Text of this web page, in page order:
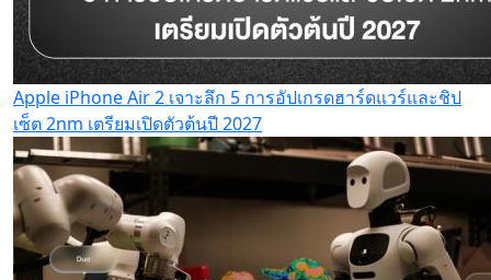
Apple iPhone Air 2 เจาะลึก 5 การอัปเกรดฮาร์ดแวร์และชิป
เซ็ต 2nm เตรียมเปิดตัวต้นปี 2027